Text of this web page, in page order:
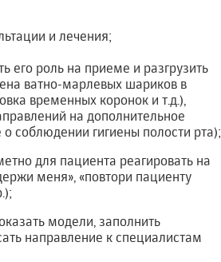
и лечения;
его роль на приеме и разгрузить
ватно-марлевых шариков в
временных коронок и т.д.),
на дополнительное
соблюдении гигиены полости рта);
для пациента реагировать на
меня», «повтори пациенту
модели, заполнить
направление к специалистам